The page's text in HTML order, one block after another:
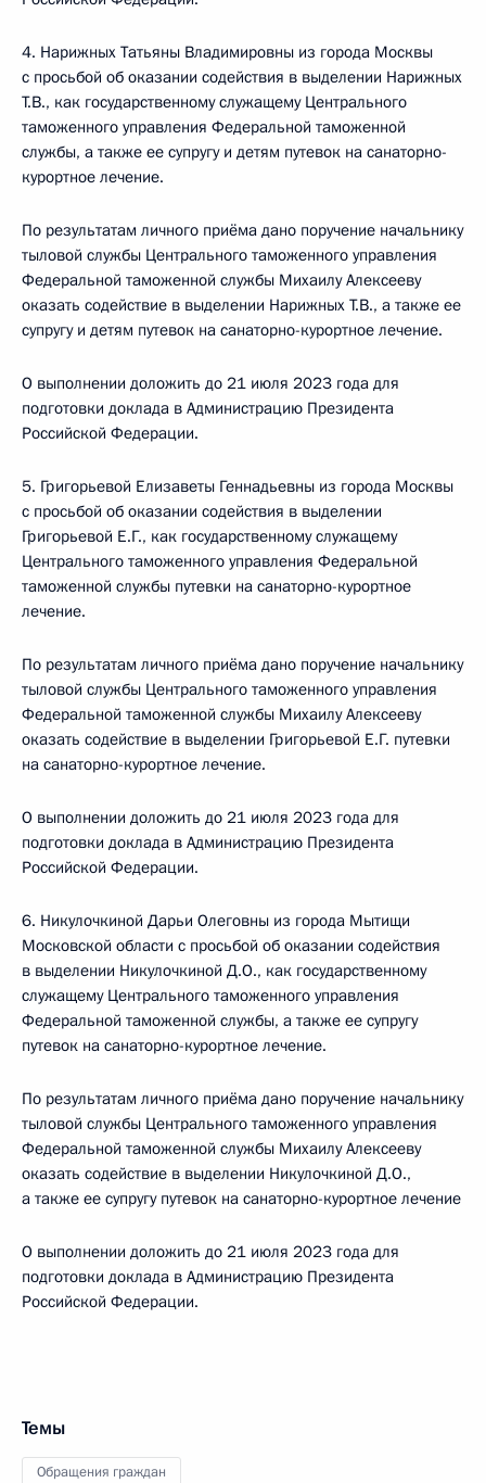
4. Нарижных Татьяны Владимировны из города Москвы
с просьбой об оказании содействия в выделении Нарижных
Т.В., как государственному служащему Центрального
таможенного управления Федеральной таможенной
службы, а также ее супругу и детям путевок на санаторно-
курортное лечение.
По результатам личного приёма дано поручение начальнику
тыловой службы Центрального таможенного управления
Федеральной таможенной службы Михаилу Алексееву
оказать содействие в выделении Нарижных Т.В., а также ее
супругу и детям путевок на санаторно-курортное лечение.
О выполнении доложить до 21 июля 2023 года для
подготовки доклада в Администрацию Президента
Российской Федерации.
5. Григорьевой Елизаветы Геннадьевны из города Москвы
с просьбой об оказании содействия в выделении
Григорьевой Е.Г., как государственному служащему
Центрального таможенного управления Федеральной
таможенной службы путевки на санаторно-курортное
лечение.
По результатам личного приёма дано поручение начальнику
тыловой службы Центрального таможенного управления
Федеральной таможенной службы Михаилу Алексееву
оказать содействие в выделении Григорьевой Е.Г. путевки
на санаторно-курортное лечение.
О выполнении доложить до 21 июля 2023 года для
подготовки доклада в Администрацию Президента
Российской Федерации.
6. Никулочкиной Дарьи Олеговны из города Мытищи
Московской области с просьбой об оказании содействия
в выделении Никулочкиной Д.О., как государственному
служащему Центрального таможенного управления
Федеральной таможенной службы, а также ее супругу
путевок на санаторно-курортное лечение.
По результатам личного приёма дано поручение начальнику
тыловой службы Центрального таможенного управления
Федеральной таможенной службы Михаилу Алексееву
оказать содействие в выделении Никулочкиной Д.О.,
а также ее супругу путевок на санаторно-курортное лечение
О выполнении доложить до 21 июля 2023 года для
подготовки доклада в Администрацию Президента
Российской Федерации.
Темы
Обращения граждан